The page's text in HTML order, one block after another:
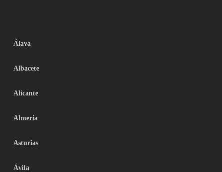
Álava
Albacete
Alicante
Almería
Asturias
Ávila